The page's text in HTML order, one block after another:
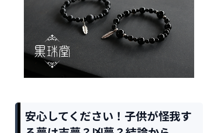
安心してください！子供が怪我す